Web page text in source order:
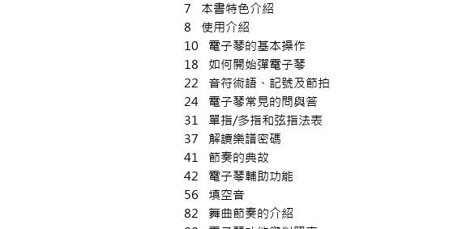
7 本書特色介紹
8 使用介紹
10 電子琴的基本操作
18 如何開始彈電子琴
22 音符術語、記號及節拍
24 電子琴常見的問與答
31 單指/多指和弦指法表
37 解讀樂譜密碼
41 節奏的典故
42 電子琴輔助功能
56 填空音
82 舞曲節奏的介紹